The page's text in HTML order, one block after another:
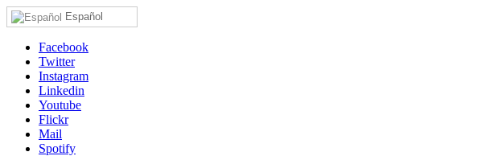
Español
Facebook
Twitter
Instagram
Linkedin
Youtube
Flickr
Mail
Spotify